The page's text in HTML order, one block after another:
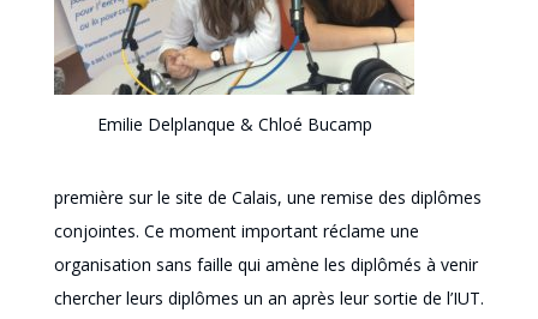
Emilie Delplanque & Chloé Bucamp
première sur le site de Calais, une remise des diplômes
conjointes. Ce moment important réclame une
organisation sans faille qui amène les diplômés à venir
chercher leurs diplômes un an après leur sortie de l’IUT.